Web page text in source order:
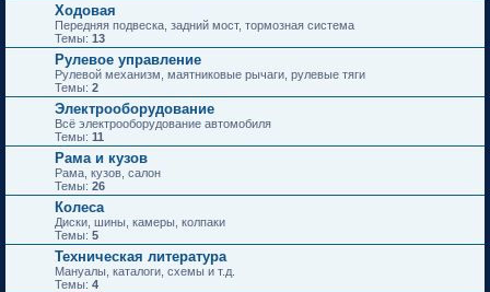
Ходовая
Передняя подвеска, задний мост, тормозная система
Темы: 13
Рулевое управление
Рулевой механизм, маятниковые рычаги, рулевые тяги
Темы: 2
Электрооборудование
Всё электрооборудование автомобиля
Темы: 11
Рама и кузов
Рама, кузов, салон
Темы: 26
Колеса
Диски, шины, камеры, колпаки
Темы: 5
Техническая литература
Мануалы, каталоги, схемы и т.д.
Темы: 4